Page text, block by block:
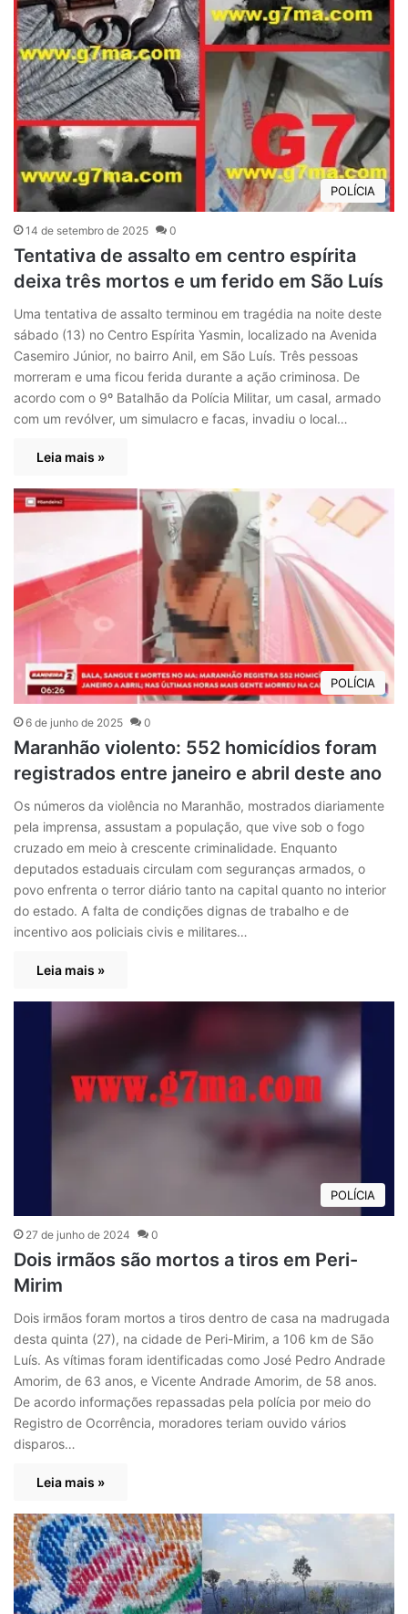
POLÍCIA
14 de setembro de 2025 0
Tentativa de assalto em centro espírita
deixa três mortos e um ferido em São Luís
Uma tentativa de assalto terminou em tragédia na noite deste
sábado (13) no Centro Espírita Yasmin, localizado na Avenida
Casemiro Júnior, no bairro Anil, em São Luís. Três pessoas
morreram e uma ficou ferida durante a ação criminosa. De
acordo com o 9º Batalhão da Polícia Militar, um casal, armado
com um revólver, um simulacro e facas, invadiu o local…
Leia mais »
POLÍCIA
6 de junho de 2025 0
Maranhão violento: 552 homicídios foram
registrados entre janeiro e abril deste ano
Os números da violência no Maranhão, mostrados diariamente
pela imprensa, assustam a população, que vive sob o fogo
cruzado em meio à crescente criminalidade. Enquanto
deputados estaduais circulam com seguranças armados, o
povo enfrenta o terror diário tanto na capital quanto no interior
do estado. A falta de condições dignas de trabalho e de
incentivo aos policiais civis e militares…
Leia mais »
POLÍCIA
27 de junho de 2024 0
Dois irmãos são mortos a tiros em Peri-
Mirim
Dois irmãos foram mortos a tiros dentro de casa na madrugada
desta quinta (27), na cidade de Peri-Mirim, a 106 km de São
Luís. As vítimas foram identificadas como José Pedro Andrade
Amorim, de 63 anos, e Vicente Andrade Amorim, de 58 anos.
De acordo informações repassadas pela polícia por meio do
Registro de Ocorrência, moradores teriam ouvido vários
disparos…
Leia mais »